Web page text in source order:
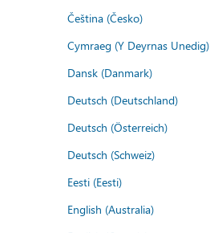
Čeština (Česko)
Cymraeg (Y Deyrnas Unedig)
Dansk (Danmark)
Deutsch (Deutschland)
Deutsch (Österreich)
Deutsch (Schweiz)
Eesti (Eesti)
English (Australia)